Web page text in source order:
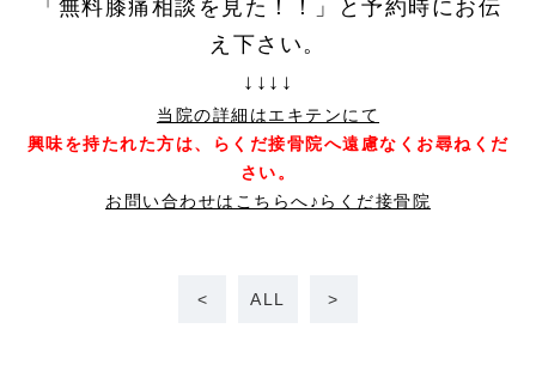
「無料膝痛相談を見た！！」と予約時にお伝
え下さい。
↓↓↓↓
当院の詳細はエキテンにて
興味を持たれた方は、らくだ接骨院へ遠慮なくお尋ねくだ
さい。
お問い合わせはこちらへ♪らくだ接骨院
< ALL >